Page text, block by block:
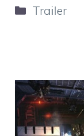
Categorie
Trailer